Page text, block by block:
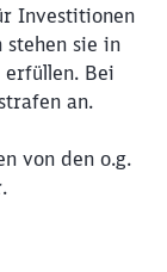
Investitionen
stehen sie in
Bei
an.
von den o.g.